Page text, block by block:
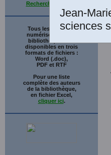
Recherche avancée
Tous les ouvrages
numérisés de cette
bibliothèque sont
disponibles en trois
formats de fichiers :
Word (.doc),
PDF et RTF
Pour une liste
complète des auteurs
de la bibliothèque,
en fichier Excel,
cliquer ici.
Jean-
sciences